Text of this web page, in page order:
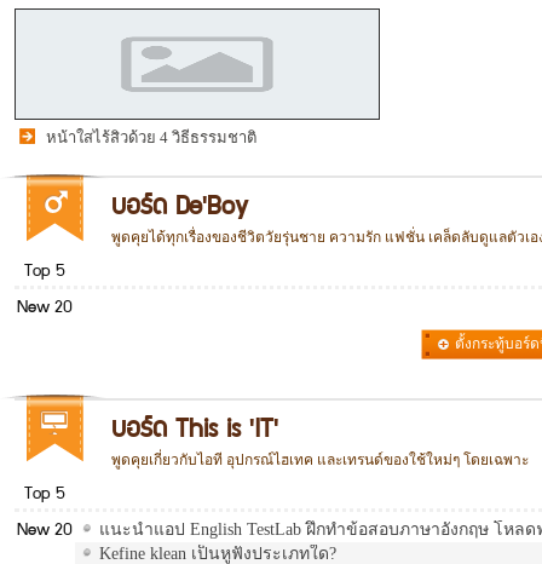
หน้าใสไร้สิวด้วย 4 วิธีธรรมชาติ
บอร์ด De'Boy
พูดคุยได้ทุกเรื่องของชีวิตวัยรุ่นชาย ความรัก แฟชั่น เคล็ดลับดูแลตัวเ
Top 5
New 20
ตั้งกระทู้บอร์
บอร์ด This is 'IT'
พูดคุยเกี่ยวกับไอที อุปกรณ์ไฮเทค และเทรนด์ของใช้ใหม่ๆ โดยเฉพาะ
Top 5
New 20
แนะนำแอป English TestLab ฝึกทำข้อสอบภาษาอังกฤษ โหล
Kefine klean เป็นหูฟังประเภทใด?